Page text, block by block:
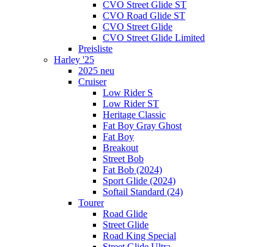
CVO Street Glide ST
CVO Road Glide ST
CVO Street Glide
CVO Street Glide Limited
Preisliste
Harley '25
2025 neu
Cruiser
Low Rider S
Low Rider ST
Heritage Classic
Fat Boy Gray Ghost
Fat Boy
Breakout
Street Bob
Fat Bob (2024)
Sport Glide (2024)
Softail Standard (24)
Tourer
Road Glide
Street Glide
Road King Special